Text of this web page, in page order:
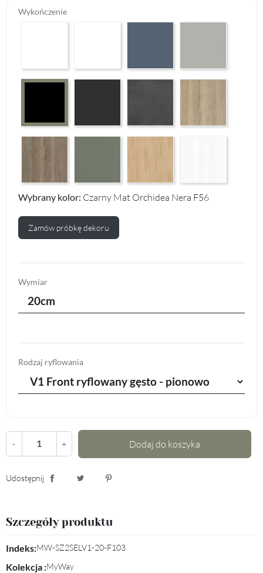
Wykończenie
Wybrany kolor: Czarny Mat Orchidea Nera F56
Zamów próbkę dekoru
Wymiar
20cm
Rodzaj ryflowania
- + Dodaj do koszyka
Udostępnij
Szczegóły produktu
Indeks:MW-SZ2SELV1-20-F103
Kolekcja :MyWay